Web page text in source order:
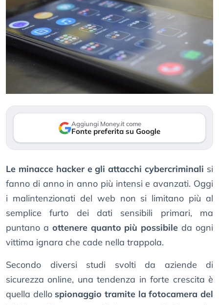
Aggiungi Money.it come
Fonte preferita su Google
Le minacce hacker e gli attacchi cybercriminali si
fanno di anno in anno più intensi e avanzati. Oggi
i malintenzionati del web non si limitano più al
semplice furto dei dati sensibili primari, ma
puntano a ottenere quanto più possibile da ogni
vittima ignara che cade nella trappola.
Secondo diversi studi svolti da aziende di
sicurezza online, una tendenza in forte crescita è
quella dello spionaggio tramite la fotocamera del